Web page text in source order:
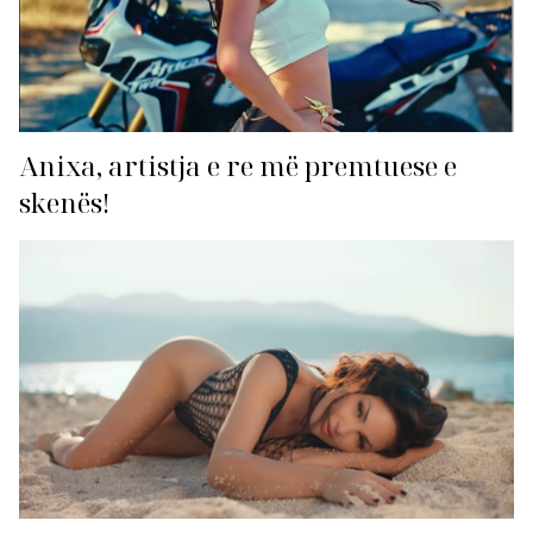
Anixa, artistja e re më premtuese e
skenës!